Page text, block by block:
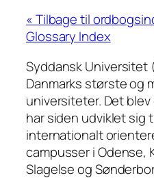
Glossary Index
Syddansk Universitet
Danmarks største og
universiteter. Det
har siden udviklet sig
internationalt
campusser i Odense,
Slagelse og